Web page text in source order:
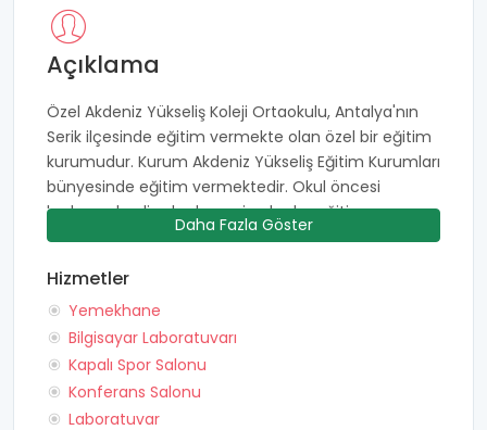
Açıklama
Özel Akdeniz Yükseliş Koleji Ortaokulu, Antalya'nın
Serik ilçesinde eğitim vermekte olan özel bir eğitim
kurumudur. Kurum Akdeniz Yükseliş Eğitim Kurumları
bünyesinde eğitim vermektedir. Okul öncesi
kademeden lise kademesine kadar eğitim veren
kurum 2006-2007 senesinden beri eğitim-öğretim
eğitim vermekte olup derslerini sabah 08.50 ile 16.20
saatleri arasında gerçekleştirmektedir. Özel Akdeniz
Yükseliş Koleji Ortaokulu geniş bir kampüs alanına
sahiptir. 13.000 metrekarelik alan üzerine inşa
edilmiş kampüste öğrencilerin ihtiyaç
duyabilecekleri geniş alanlar öğrencilere
Daha Fazla Göster
Hizmetler
Yemekhane
Bilgisayar Laboratuvarı
Kapalı Spor Salonu
Konferans Salonu
Laboratuvar